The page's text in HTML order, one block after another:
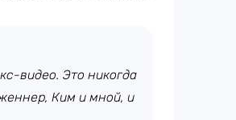
видео. Это никогда
Ким и мной, и